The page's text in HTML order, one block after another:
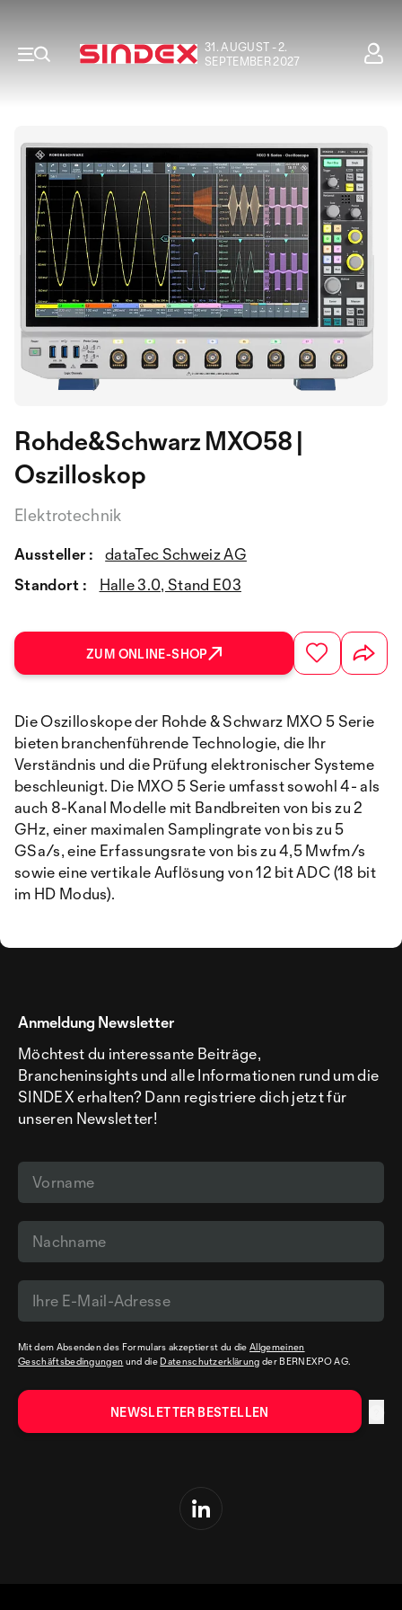
31. AUGUST - 2.
SEPTEMBER 2027
Rohde&Schwarz MXO58 |
Oszilloskop
Elektrotechnik
Aussteller :
dataTec Schweiz AG
Standort :
Halle 3.0, Stand E03
ZUM ONLINE-SHOP
Die Oszilloskope der Rohde & Schwarz MXO 5 Serie
bieten branchenführende Technologie, die Ihr
Verständnis und die Prüfung elektronischer Systeme
beschleunigt. Die MXO 5 Serie umfasst sowohl 4- als
auch 8-Kanal Modelle mit Bandbreiten von bis zu 2
GHz, einer maximalen Samplingrate von bis zu 5
GSa/s, eine Erfassungsrate von bis zu 4,5 Mwfm/s
sowie eine vertikale Auflösung von 12 bit ADC (18 bit
im HD Modus).
Anmeldung Newsletter
Möchtest du interessante Beiträge,
Brancheninsights und alle Informationen rund um die
SINDEX erhalten? Dann registriere dich jetzt für
unseren Newsletter!
Mit dem Absenden des Formulars akzeptierst du dieAllgemeinen
Geschäftsbedingungen und die Datenschutzerklärung der BERNEXPO AG.